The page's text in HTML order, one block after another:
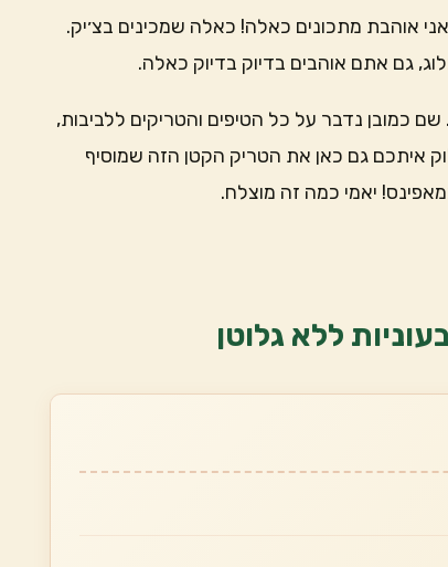
אוהבת מתכונים כאלה! כאלה שמכינים בצ׳יק.
גם אתם אוהבים בדיוק בדיוק כאלה.
אשל, יאיי!). שם כמובן נדבר על כל הטיפים והטריקים ללביבות,
איתכם גם כאן את הטריק הקטן הזה שמוסיף
יאמי כמה זה מוצלח.
ללא גלוטן